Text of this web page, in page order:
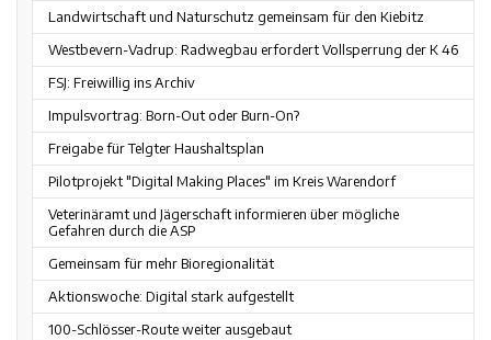
Landwirtschaft und Naturschutz gemeinsam für den Kiebitz
Westbevern-Vadrup: Radwegbau erfordert Vollsperrung der K 46
FSJ: Freiwillig ins Archiv
Impulsvortrag: Born-Out oder Burn-On?
Freigabe für Telgter Haushaltsplan
Pilotprojekt "Digital Making Places" im Kreis Warendorf
Veterinäramt und Jägerschaft informieren über mögliche
Gefahren durch die ASP
Gemeinsam für mehr Bioregionalität
Aktionswoche: Digital stark aufgestellt
100-Schlösser-Route weiter ausgebaut